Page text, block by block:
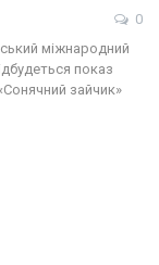
0
міжнародний
показ
зайчик»